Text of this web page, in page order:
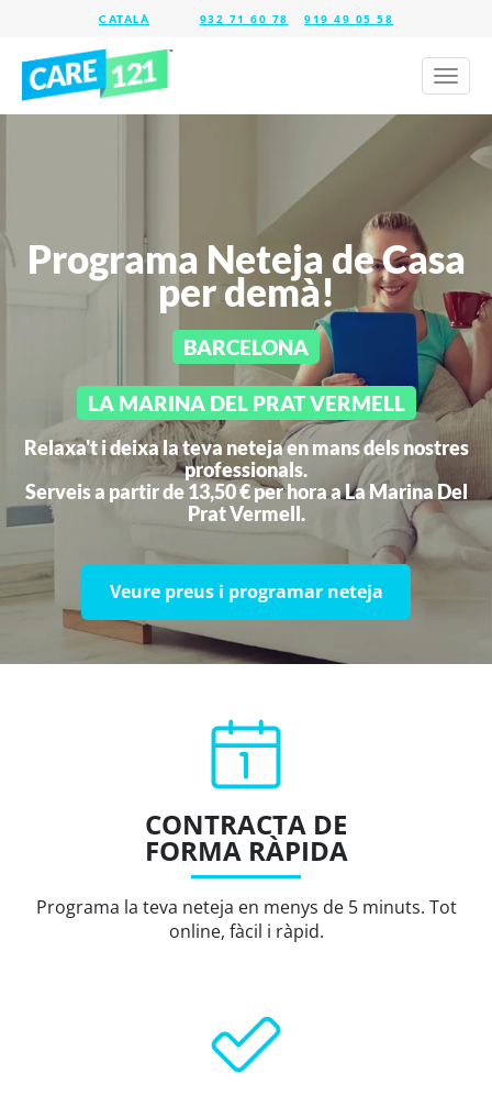
932 71 60 78 919 49 05 58
Toggle
Programa Neteja de Casa
per demà!
BARCELONA
LA MARINA DEL PRAT VERMELL
Relaxa't i deixa la teva neteja en mans dels nostres
professionals.
Serveis a partir de 13,50 € per hora aLa Marina Del
Prat Vermell.
Veure preus i programar neteja
CONTRACTA DE
FORMA RÀPIDA
Programa la teva neteja en menys de 5 minuts. Tot
online, fàcil i ràpid.